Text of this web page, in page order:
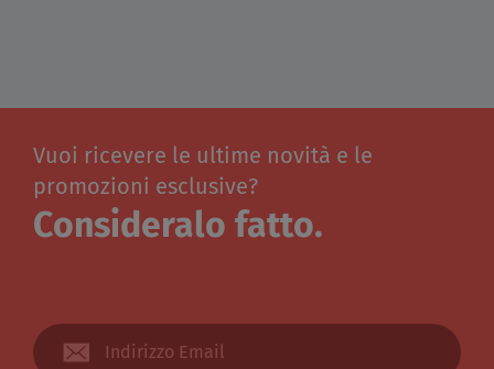
Vuoi ricevere le ultime novità e le
promozioni esclusive?
Consideralo fatto.